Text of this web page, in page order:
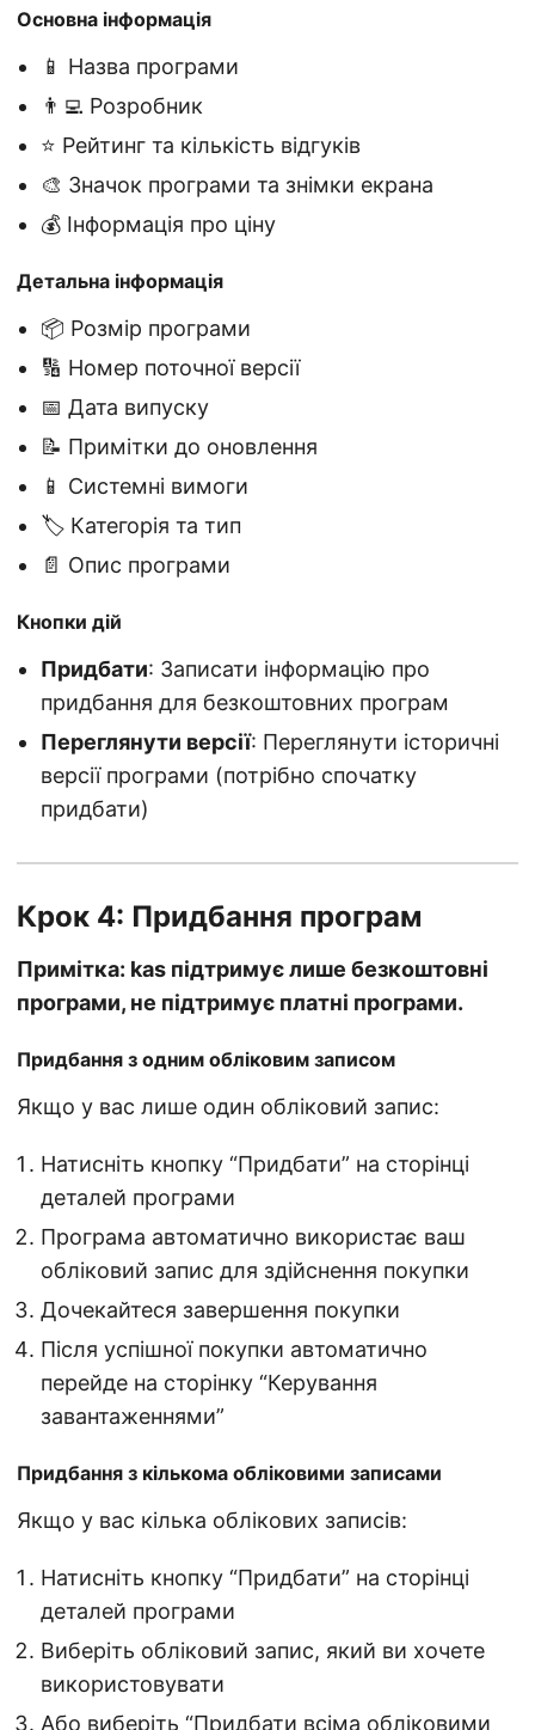
Основна інформація
📱 Назва програми
👨‍💻 Розробник
⭐ Рейтинг та кількість відгуків
🎨 Значок програми та знімки екрана
💰 Інформація про ціну
Детальна інформація
📦 Розмір програми
🔢 Номер поточної версії
📅 Дата випуску
📝 Примітки до оновлення
📱 Системні вимоги
🏷️ Категорія та тип
📄 Опис програми
Кнопки дій
Придбати: Записати інформацію про
придбання для безкоштовних програм
Переглянути версії: Переглянути історичні
версії програми (потрібно спочатку
придбати)
Крок 4: Придбання програм
Примітка: kas підтримує лише безкоштовні
програми, не підтримує платні програми.
Придбання з одним обліковим записом
Якщо у вас лише один обліковий запис:
Натисніть кнопку “Придбати” на сторінці
деталей програми
Програма автоматично використає ваш
обліковий запис для здійснення покупки
Дочекайтеся завершення покупки
Після успішної покупки автоматично
перейде на сторінку “Керування
завантаженнями”
Придбання з кількома обліковими записами
Якщо у вас кілька облікових записів:
Натисніть кнопку “Придбати” на сторінці
деталей програми
Виберіть обліковий запис, який ви хочете
використовувати
Або виберіть “Придбати всіма обліковими